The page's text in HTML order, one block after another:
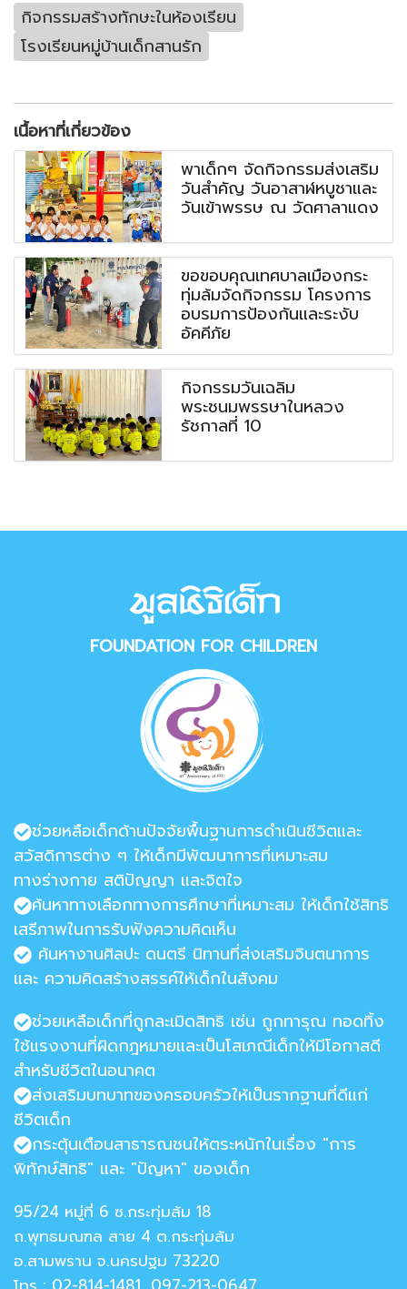
กิจกรรมสร้างทักษะในห้องเรียน
โรงเรียนหมู่บ้านเด็กสานรัก
เนื้อหาที่เกี่ยวข้อง
พาเด็กๆ จัดกิจกรรมส่งเสริม
วันสำคัญ วันอาสาฬหบูชาและ
วันเข้าพรรษ ณ วัดศาลาแดง
ขอขอบคุณเทศบาลเมืองกระ
ทุ่มล้มจัดกิจกรรม โครงการ
อบรมการป้องกันและระงับ
อัคคีภัย
กิจกรรมวันเฉลิม
พระชนมพรรษาในหลวง
รัชกาลที่ 10
FOUNDATION FOR CHILDREN
ช่วยหลือเด็กด้านปัจจัยพื้นฐานการดำเนินชีวิตและ
สวัสดิการต่าง ๆ ให้เด็กมีพัฒนาการที่เหมาะสม
ทางร่างกาย สติปัญญา และจิตใจ
ค้นหาทางเลือกทางการศึกษาที่เหมาะสม ให้เด็กใช้สิทธิ
เสรีภาพในการรับฟังความคิดเห็น
ค้นหางานศิลปะ ดนตรี นิทานที่ส่งเสริมจินตนาการ
และ ความคิดสร้างสรรค์ให้เด็กในสังคม
ช่วยเหลือเด็กที่ถูกละเมิดสิทธิ เช่น ถูกทารุณ ทอดทิ้ง
ใช้แรงงานที่ผิดกฎหมายและเป็นโสเภณีเด็กให้มีโอกาสดี
สำหรับชีวิตในอนาคต
ส่งเสริมบทบาทของครอบครัวให้เป็นรากฐานที่ดีแก่
ชีวิตเด็ก
กระตุ้นเตือนสาธารณชนให้ตระหนักในเรื่อง "การ
พิทักษ์สิทธิ" และ "ปัญหา" ของเด็ก
95/24 หมู่ที่ 6 ซ.กระทุ่มล้ม 18
ถ.พุทธมณฑล สาย 4 ต.กระทุ่มล้ม
อ.สามพราน จ.นครปฐม 73220